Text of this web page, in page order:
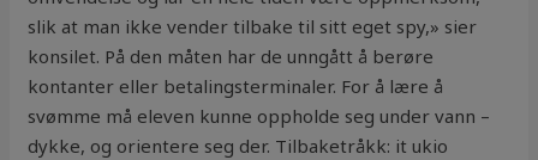
slik at man ikke vender tilbake til sitt eget spy,» sier
konsilet. På den måten har de unngått å berøre
kontanter eller betalingsterminaler. For å lære å
svømme må eleven kunne oppholde seg under vann –
dykke, og orientere seg der. Tilbaketråkk: it ukio